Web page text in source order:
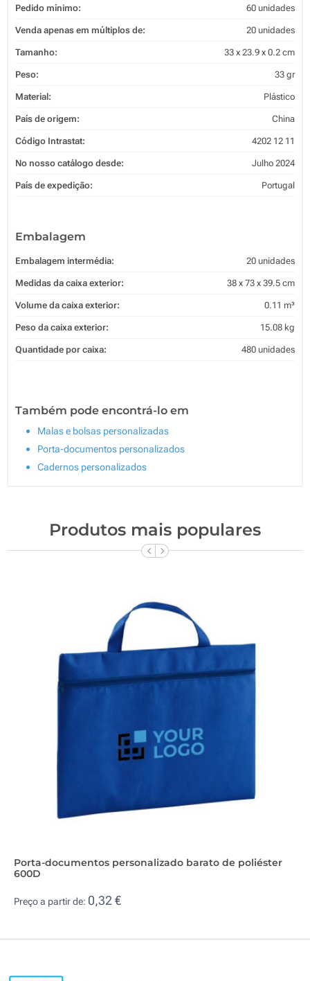
Pedido mínimo: 60 unidades
Venda apenas em múltiplos de: 20 unidades
Tamanho: 33 x 23.9 x 0.2 cm
Peso: 33 gr
Material: Plástico
País de origem: China
Código Intrastat: 4202 12 11
No nosso catálogo desde: Julho 2024
País de expedição: Portugal
Embalagem
Embalagem intermédia: 20 unidades
Medidas da caixa exterior: 38 x 73 x 39.5 cm
Volume da caixa exterior: 0.11 m³
Peso da caixa exterior: 15.08 kg
Quantidade por caixa: 480 unidades
Também pode encontrá-lo em
Malas e bolsas personalizadas
Porta-documentos personalizados
Cadernos personalizados
Produtos mais populares
Porta-documentos personalizado barato de poliéster
600D
Preço a partir de: 0,32 €